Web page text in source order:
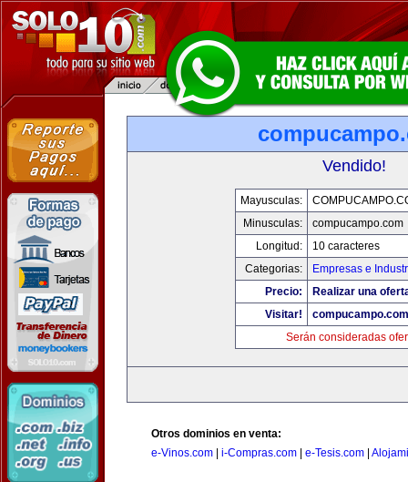
Vendido!
Mayusculas:
Minusculas:
compucampo.com
Longitud:
10 caracteres
Categorias:
Empresas e
Precio:
Realizar una
Visitar!
compucampo.com
Serán consideradas
Otros dominios en venta:
e-Vinos.com
i-Compras.com e-Tesis.com